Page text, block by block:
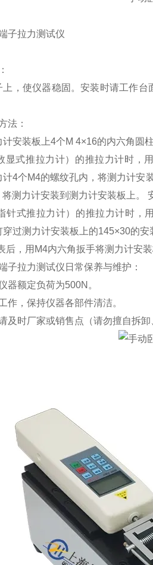
，使仪器稳固。安装时请工作
法：
安装板上4个M 4×16的内六角圆
显式推拉力计）的推拉力计时，
4个M4的螺纹孔内，将测力计安
测力计安装到测力计安装板上。
针式推拉力计）的推拉力计时，
过测力计安装板上的145×30的
后，用M4内六角扳手将测力计安装
日常保养与维护：
器额定负荷为500N。
作，保持仪器各部件清洁。
及时厂家或销售点（请勿擅自拆卸